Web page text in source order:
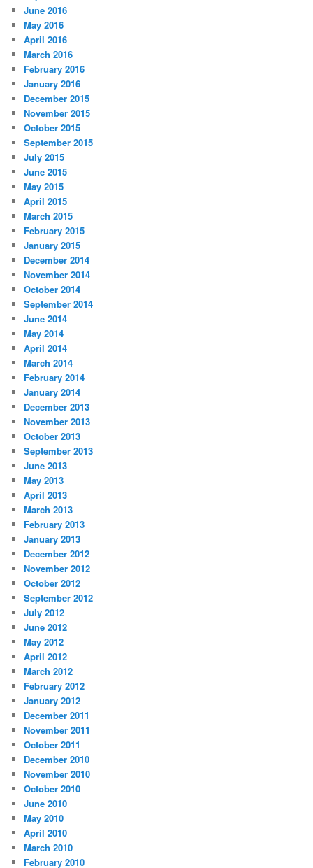
June 2016
May 2016
April 2016
March 2016
February 2016
January 2016
December 2015
November 2015
October 2015
September 2015
July 2015
June 2015
May 2015
April 2015
March 2015
February 2015
January 2015
December 2014
November 2014
October 2014
September 2014
June 2014
May 2014
April 2014
March 2014
February 2014
January 2014
December 2013
November 2013
October 2013
September 2013
June 2013
May 2013
April 2013
March 2013
February 2013
January 2013
December 2012
November 2012
October 2012
September 2012
July 2012
June 2012
May 2012
April 2012
March 2012
February 2012
January 2012
December 2011
November 2011
October 2011
December 2010
November 2010
October 2010
June 2010
May 2010
April 2010
March 2010
February 2010